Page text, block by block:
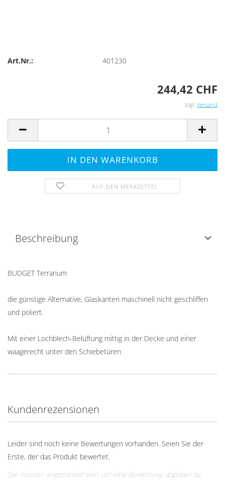
Art.Nr.: 401230
244,42 CHF
zzgl. Versand
AUF DEN MERKZETTEL
Beschreibung
BUDGET Terrarium
die günstige Alternative, Glaskanten maschinell nicht geschliffen
und poliert.
Mit einer Lochblech-Belüftung mittig in der Decke und einer
waagerecht unter den Schiebetüren
Kundenrezensionen
Leider sind noch keine Bewertungen vorhanden. Seien Sie der
Erste, der das Produkt bewertet.
Sie müssen angemeldet sein um eine Bewertung abgeben zu